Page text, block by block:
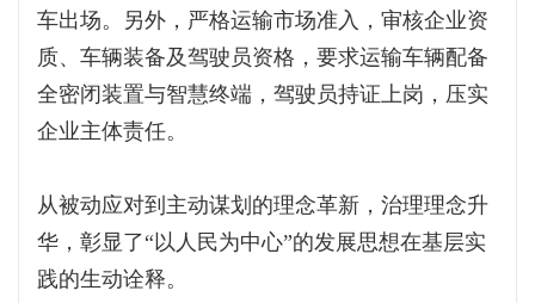
车出场。另外，严格运输市场准入，审核企业资
质、车辆装备及驾驶员资格，要求运输车辆配备
全密闭装置与智慧终端，驾驶员持证上岗，压实
企业主体责任。
从被动应对到主动谋划的理念革新，治理理念升
华，彰显了“以人民为中心”的发展思想在基层实
践的生动诠释。